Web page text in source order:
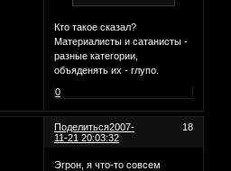
Кто такое сказал?
Материалисты и сатанисты -
разные категории,
объяденять их - глупо.
0
Поделиться 18
2007-
11-21 20:03:32
Эгрон, я что-то совсем